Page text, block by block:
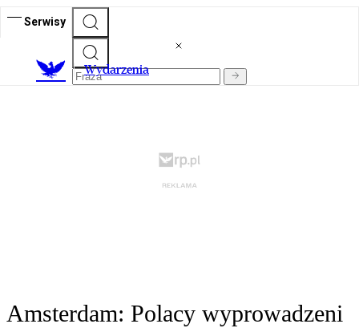
Serwisy
Wydarzenia
Amsterdam: Polacy wyprowadzeni